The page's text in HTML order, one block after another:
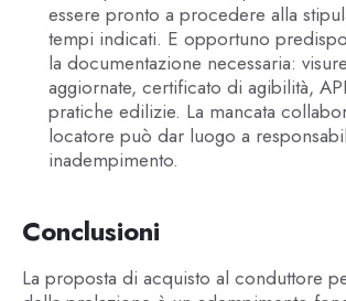
essere pronto a procedere alla
tempi indicati. E opportuno
la documentazione necessaria:
aggiornate, certificato di agibilità,
pratiche edilizie. La mancata
locatore può dar luogo a
inadempimento.
Conclusioni
La proposta di acquisto al conduttore